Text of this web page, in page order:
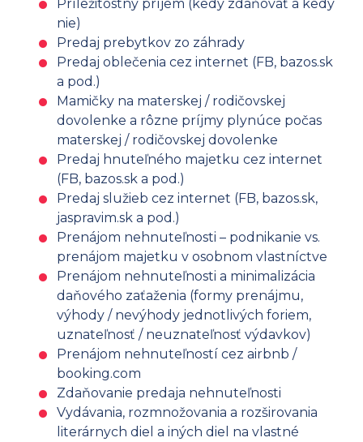
Príležitostný príjem (kedy zdaňovať a kedy
nie)
Predaj prebytkov zo záhrady
Predaj oblečenia cez internet (FB, bazos.sk
a pod.)
Mamičky na materskej / rodičovskej
dovolenke a rôzne príjmy plynúce počas
materskej / rodičovskej dovolenke
Predaj hnuteľného majetku cez internet
(FB, bazos.sk a pod.)
Predaj služieb cez internet (FB, bazos.sk,
jaspravim.sk a pod.)
Prenájom nehnuteľnosti – podnikanie vs.
prenájom majetku v osobnom vlastníctve
Prenájom nehnuteľnosti a minimalizácia
daňového zaťaženia (formy prenájmu,
výhody / nevýhody jednotlivých foriem,
uznateľnosť / neuznateľnosť výdavkov)
Prenájom nehnuteľností cez airbnb /
booking.com
Zdaňovanie predaja nehnuteľnosti
Vydávania, rozmnožovania a rozširovania
literárnych diel a iných diel na vlastné